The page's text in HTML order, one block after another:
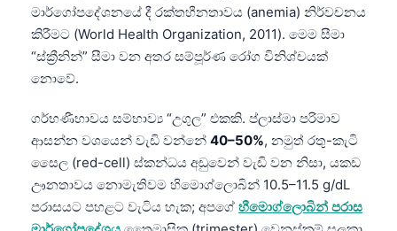
මාර්ගෝපදේශනයේ දී රක්තහීනතාවය (anemia) නිර්වචනය
කිරීමට (World Health Organization, 2011). මෙම සීමා
“ස්ක්‍රීනින්” සීමා වන අතර සම්පූර්ණ රෝග විනිශ්චයක්
නොවේ.
ගර්භණීභාවය සම්භාව්‍ය “උගුල” එකකි. ප්ලාස්මා පරිමාව
ආසන්න වශයෙන් වැඩි වන්නේ 40–50%, නමුත් රතු-කැටි
සෛල (red-cell) ස්කන්ධය අඩුවෙන් වැඩි වන නිසා, යකඩ
ඌනතාවය නොමැතිවම හිමොග්ලොබින් 10.5–11.5 g/dL
පරාසයට පහළට වැටිය හැක; අපගේ හීමොග්ලොබින් පරාස